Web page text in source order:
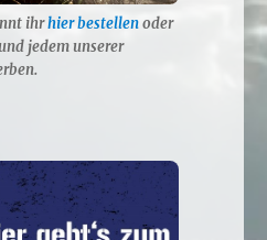
ihrhier bestellenoder
jedem unserer